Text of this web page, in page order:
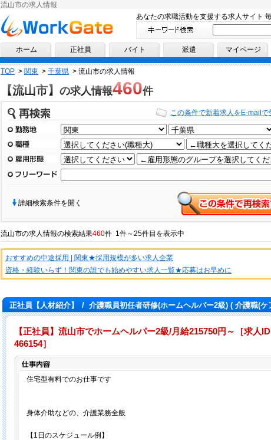
流山市の求人情報
求人情報ならワークゲートへ！
あなたの求職活動を支援する求人サイト
ホーム 正社員 バイト 派遣 マイページ
TOP > 関東 > 千葉県 > 流山市の求人情報
【流山市】 の求人情報460件
再検索 この条件で新着求人をE-mailで
勤務地
職種
雇用形態
フリーワード
詳細検索条件を開く
流山市の求人情報の検索結果460件 1件～25件目を表示中
おすすめの中途採用 | 関東★採用規模が多い求人企業
資格・経験いらず！関東の誰でも始めやすい求人一覧★応募はお早めに
正社員【人材紹介】 / 介護職員初任者研修(ホームヘルパー2級)( 介護職(ケ
【正社員】流山市でホームヘルパー2級/月給215750円～［求人ID
466154］
住宅型有料でのお仕事です
身体介助などの、介護業務全般
【1日のスケジュール例】